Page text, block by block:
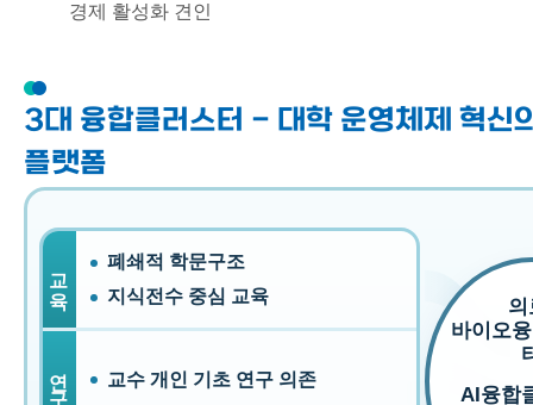
경제 활성화 견인
3대 융합클러스터 - 대학 운영체제 혁신
플랫폼
교육
폐쇄적 학문구조
지식전수 중심 교육
연구 교수 개인 기초 연구 의존
의
바이오
AI융합